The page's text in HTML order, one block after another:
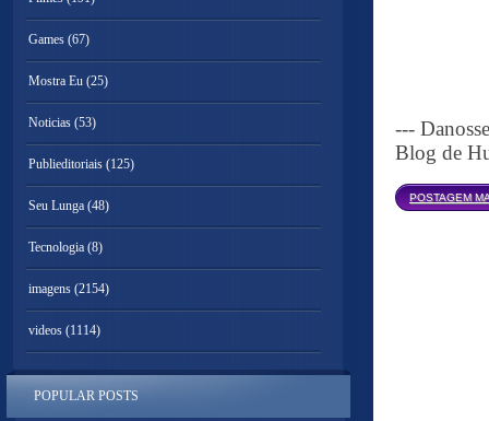
---
Blog de
POSTAGEM
Games (67)
Mostra Eu (25)
Noticias (53)
Publieditoriais (125)
Seu Lunga (48)
Tecnologia (8)
imagens (2154)
videos (1114)
POPULAR POSTS